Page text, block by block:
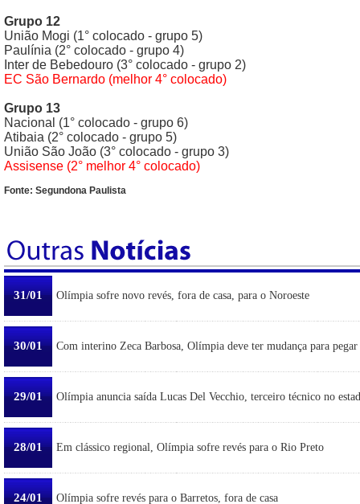
Grupo 12
União Mogi (1° colocado - grupo 5)
Paulínia (2° colocado - grupo 4)
Inter de Bebedouro (3° colocado - grupo 2)
EC São Bernardo (melhor 4° colocado)
Grupo 13
Nacional (1° colocado - grupo 6)
Atibaia (2° colocado - grupo 5)
União São João (3° colocado - grupo 3)
Assisense (2° melhor 4° colocado)
Fonte: Segundona Paulista
31/01 Olímpia sofre novo revés, fora de casa, para o Noroeste
30/01 Com interino Zeca Barbosa, Olímpia deve ter mudança para pegar
29/01 Olímpia anuncia saída Lucas Del Vecchio, terceiro técnico no
28/01 Em clássico regional, Olímpia sofre revés para o Rio Preto
24/01 Olímpia sofre revés para o Barretos, fora de casa